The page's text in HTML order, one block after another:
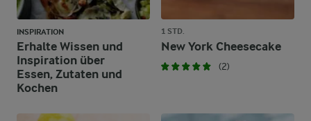
INSPIRATION
Erhalte Wissen und
Inspiration über
Essen, Zutaten und
Kochen
1 STD.
New York Cheesecake
(2)